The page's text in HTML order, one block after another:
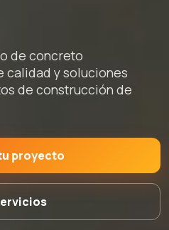
de concreto
calidad y soluciones
de construcción de
proyecto